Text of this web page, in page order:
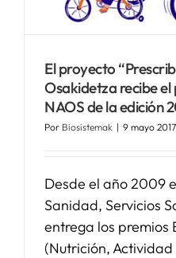
APOYO I+D+I
El proyecto
Osakidetza recibe
NAOS de la edición
Por Biosistemak | 9 mayo 2017
Desde el año 2009
Sanidad, Servicios
entrega los premios
(Nutrición,